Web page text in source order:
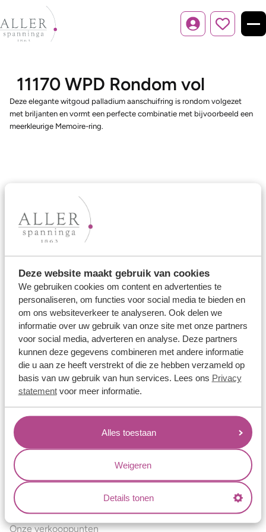
Deze website maakt gebruik van cookies
We gebruiken cookies om content en advertenties te
personaliseren, om functies voor social media te bieden en
om ons websiteverkeer te analyseren. Ook delen we
informatie over uw gebruik van onze site met onze partners
voor social media, adverteren en analyse. Deze partners
kunnen deze gegevens combineren met andere informatie
die u aan ze heeft verstrekt of die ze hebben verzameld op
basis van uw gebruik van hun services. Lees ons Privacy
statementvoor meer informatie.
Alles toestaan
Weigeren
Details tonen
Inloggen
11170 WPD Rondom vol
Deze elegante witgoud palladium aanschuifring is rondom volgezet
met briljanten en vormt een perfecte combinatie met bijvoorbeeld een
meerkleurige Memoire-ring.
Ons aanbod
Trouwringen
Verlovingsringen
Vriendschapsringen
Over ons
Aller Spanninga
Historie
Certificaten
Blogs
Jouw voordelen
Conflictvrije Materialen
Oneindig veel mogelijkheden
Kwaliteit
Juweliers & Contact
Onze verkooppunten